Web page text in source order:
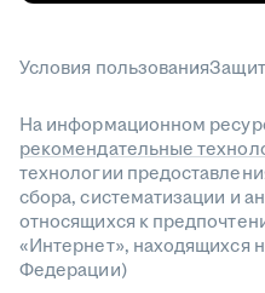
Условия пользования
На информационном
рекомендательные
технологии
сбора, систематизации и
относящихся к
«Интернет», находящихся
Федерации)